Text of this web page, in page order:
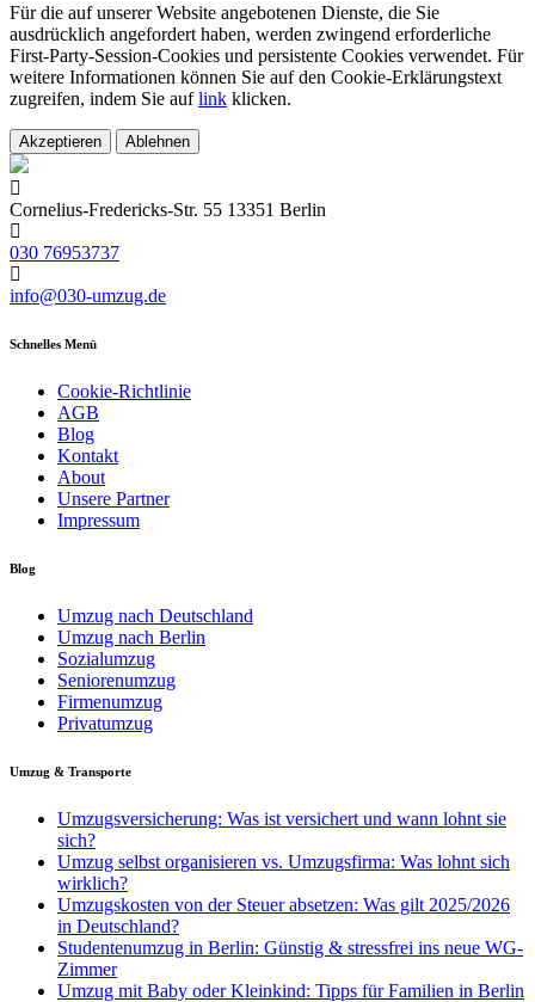
Für die auf unserer Website angebotenen Dienste, die Sie
ausdrücklich angefordert haben, werden zwingend erforderliche
First-Party-Session-Cookies und persistente Cookies verwendet. Für
weitere Informationen können Sie auf den Cookie-Erklärungstext
zugreifen, indem Sie auflink klicken.
Akzeptieren Ablehnen
Cornelius-Fredericks-Str. 55 13351 Berlin
030 76953737
info@030-umzug.de
Schnelles Menü
Cookie-Richtlinie
AGB
Blog
Kontakt
About
Unsere Partner
Impressum
Blog
Umzug nach Deutschland
Umzug nach Berlin
Sozialumzug
Seniorenumzug
Firmenumzug
Privatumzug
Umzug & Transporte
Umzugsversicherung: Was ist versichert und wann lohnt sie
sich?
Umzug selbst organisieren vs. Umzugsfirma: Was lohnt sich
wirklich?
Umzugskosten von der Steuer absetzen: Was gilt 2025/2026
in Deutschland?
Studentenumzug in Berlin: Günstig & stressfrei ins neue WG-
Zimmer
Umzug mit Baby oder Kleinkind: Tipps für Familien in Berlin